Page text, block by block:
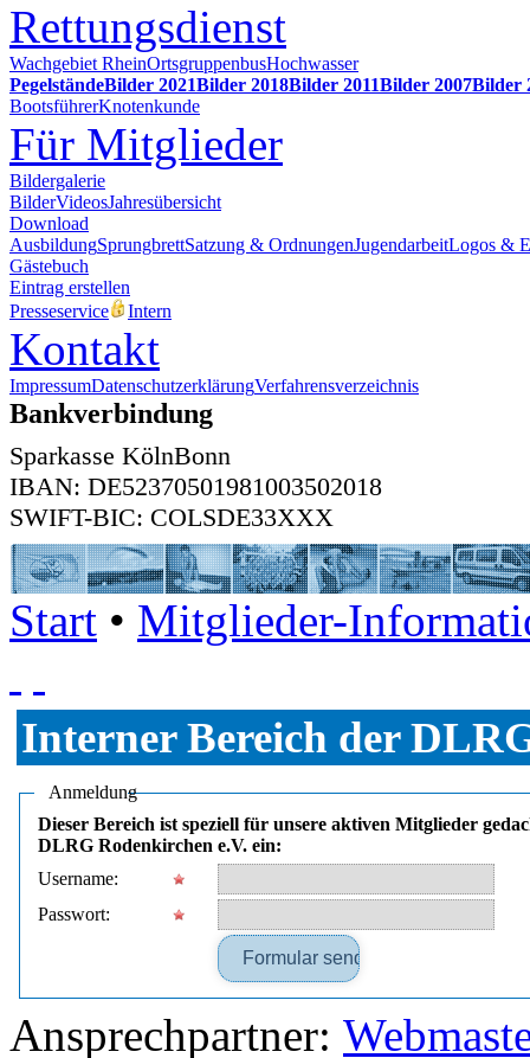
Rettungsdienst
Wachgebiet RheinOrtsgruppenbusHochwasser
PegelständeBilder 2021Bilder 2018Bilder 2011Bilder 2007Bilder
BootsführerKnotenkunde
Für Mitglieder
Bildergalerie
BilderVideosJahresübersicht
Download
AusbildungSprungbrettSatzung & OrdnungenJugendarbeitLogos &
Gästebuch
Eintrag erstellen
Presseservice
Intern
Kontakt
ImpressumDatenschutzerklärungVerfahrensverzeichnis
Bankverbindung
Sparkasse KölnBonn
IBAN: DE52370501981003502018
SWIFT-BIC: COLSDE33XXX
Start • Mitglieder-
Interner Bereich der
Anmeldung
Dieser Bereich ist speziell für unsere aktiven Mitglieder
DLRG Rodenkirchen e.V. ein:
Username:
Passwort:
Ansprechpartner: